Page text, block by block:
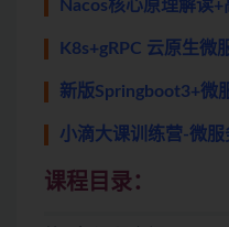
Nacos核心原理解读
K8s+gRPC 云原生微
新版Springboot3+微
小滴大课训练营-微
课程目录：